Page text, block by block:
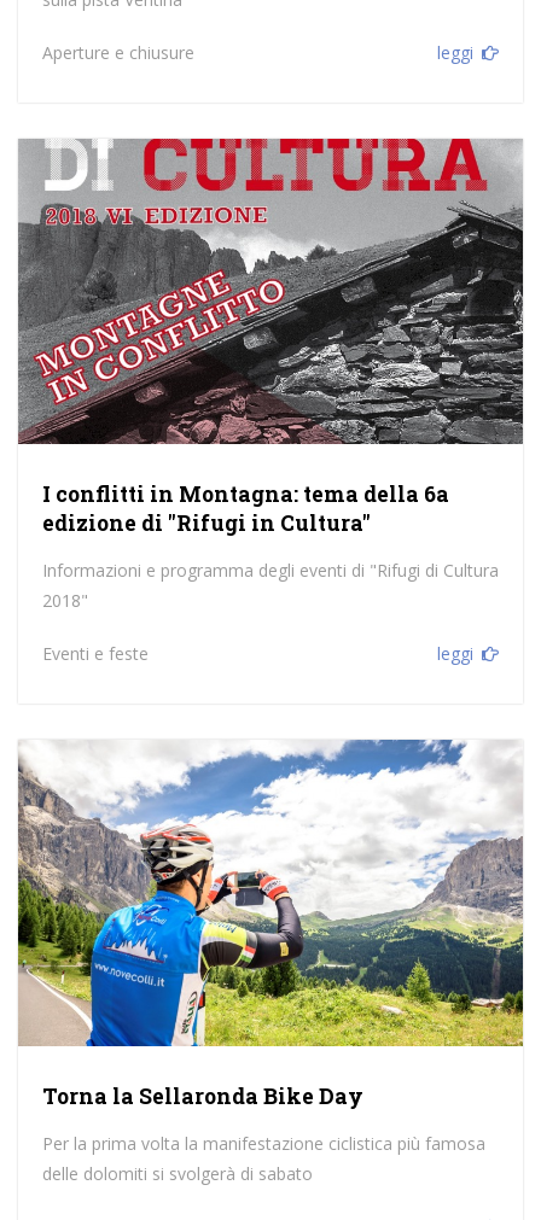
Aperture e chiusure leggi
I conflitti in Montagna: tema della 6a
edizione di "Rifugi in Cultura"
Informazioni e programma degli eventi di "Rifugi di Cultura
2018"
Eventi e feste leggi
Torna la Sellaronda Bike Day
Per la prima volta la manifestazione ciclistica più famosa
delle dolomiti si svolgerà di sabato